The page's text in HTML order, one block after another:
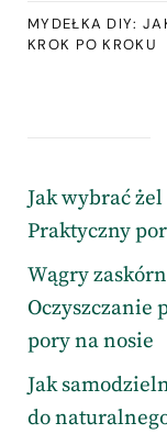
MYDEŁKA DIY:
KROK PO KROKU
Jak wybrać
Praktyczny
Wągry
Oczyszczanie
pory na nosie
Jak
do